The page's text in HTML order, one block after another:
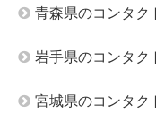
青森県のコンタク
岩手県のコンタク
宮城県のコンタク